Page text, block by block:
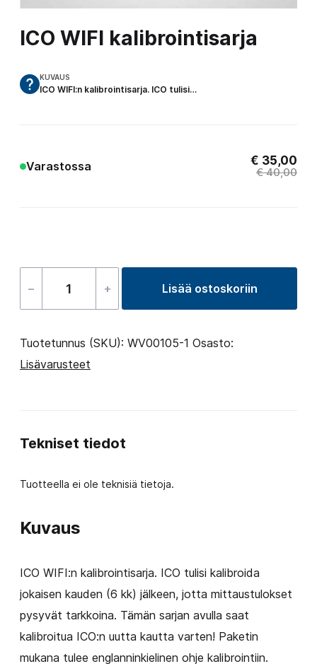
ICO WIFI kalibrointisarja
KUVAUS
ICO WIFI:n kalibrointisarja. ICO tulisi…
Varastossa €40,00
€ 35,00
–
ICO
kalibrointisarja
määrä
+ Lisää ostoskoriin
Tuotetunnus (SKU): WV00105-1 Osasto:
Lisävarusteet
Kuvaus
ICO WIFI:n kalibrointisarja. ICO tulisi kalibroida
jokaisen kauden (6 kk) jälkeen, jotta mittaustulokset
pysyvät tarkkoina. Tämän sarjan avulla saat
kalibroitua ICO:n uutta kautta varten! Paketin
mukana tulee englanninkielinen ohje kalibrointiin.
Tekniset tiedot
Tuotteella ei ole teknisiä tietoja.